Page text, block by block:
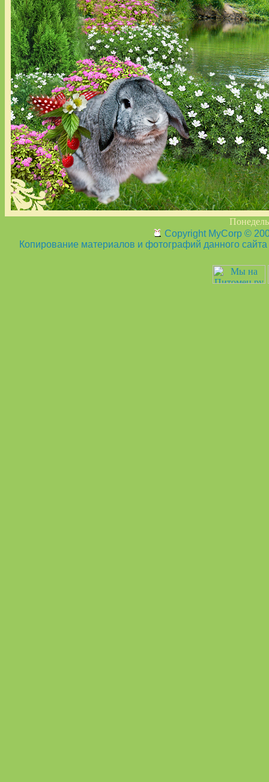
Copyright MyCorp ©
Копирование материалов и фотографий данного